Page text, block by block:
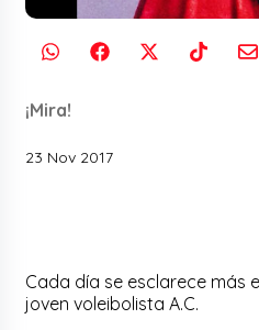
¡Mira!
23 Nov 2017
Cada día se esclarece más
joven voleibolista A.C.